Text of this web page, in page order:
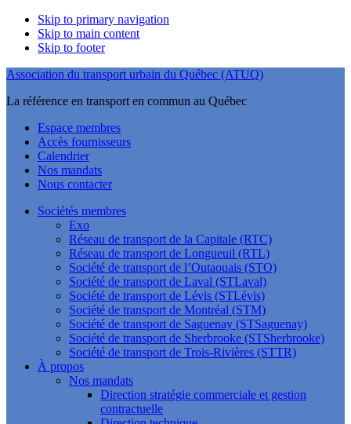
Skip to primary navigation
Skip to main content
Skip to footer
Association du transport urbain du Québec (ATUQ)
La référence en transport en commun au Québec
Espace membres
Accès fournisseurs
Calendrier
Nos mandats
Nous contacter
Sociétés membres
Exo
Réseau de transport de la Capitale (RTC)
Réseau de transport de Longueuil (RTL)
Société de transport de l’Outaouais (STO)
Société de transport de Laval (STLaval)
Société de transport de Lévis (STLévis)
Société de transport de Montréal (STM)
Société de transport de Saguenay (STSaguenay)
Société de transport de Sherbrooke (STSherbrooke)
Société de transport de Trois-Rivières (STTR)
À propos
Nos mandats
Direction stratégie commerciale et gestion
contractuelle